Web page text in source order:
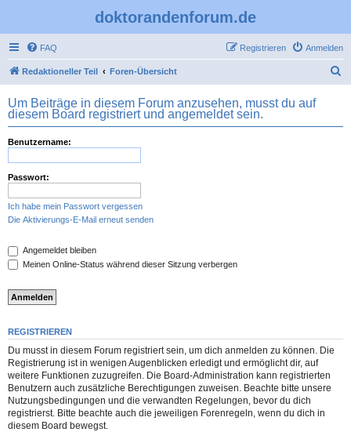
doktorandenforum.de
FAQ Anmelden
Registrieren
Redaktioneller Teil Foren-Übersicht
h
Um Beiträge in diesem Forum anzusehen, musst du auf
diesem Board registriert und angemeldet sein.
Benutzername:
Passwort:
Ich habe mein Passwort vergessen
Die Aktivierungs-E-Mail erneut senden
Angemeldet bleiben
Meinen Online-Status während dieser Sitzung verbergen
REGISTRIEREN
Du musst in diesem Forum registriert sein, um dich anmelden zu können. Die
Registrierung ist in wenigen Augenblicken erledigt und ermöglicht dir, auf
weitere Funktionen zuzugreifen. Die Board-Administration kann registrierten
Benutzern auch zusätzliche Berechtigungen zuweisen. Beachte bitte unsere
Nutzungsbedingungen und die verwandten Regelungen, bevor du dich
registrierst. Bitte beachte auch die jeweiligen Forenregeln, wenn du dich in
diesem Board bewegst.